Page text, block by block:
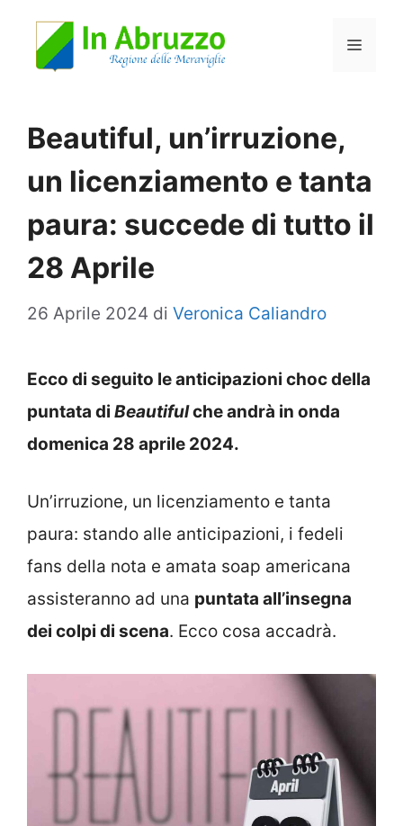
Menu
Beautiful, un’irruzione,
un licenziamento e tanta
paura: succede di tutto il
28 Aprile
26 Aprile 2024 di Veronica Caliandro
Ecco di seguito le anticipazioni choc della
puntata di Beautifulche andrà in onda
domenica 28 aprile 2024.
Un’irruzione, un licenziamento e tanta
paura: stando alle anticipazioni, i fedeli
fans della nota e amata soap americana
assisteranno ad una puntata all’insegna
dei colpi di scena. Ecco cosa accadrà.